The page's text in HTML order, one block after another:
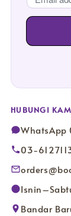
HUBUNGI
WhatsApp
03-
Bandar